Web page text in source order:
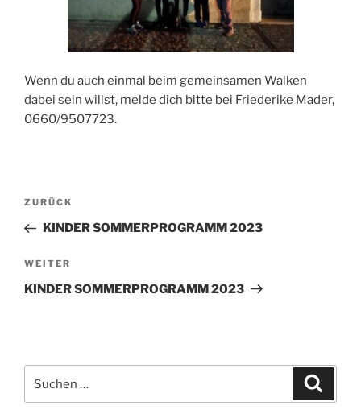
Wenn du auch einmal beim gemeinsamen Walken
dabei sein willst, melde dich bitte bei Friederike Mader,
0660/9507723.
Beitragsnavigation
Vorheriger
Beitrag
ZURÜCK
KINDER SOMMERPROGRAMM 2023
Nächster
Beitrag
WEITER
KINDER SOMMERPROGRAMM 2023
nach: